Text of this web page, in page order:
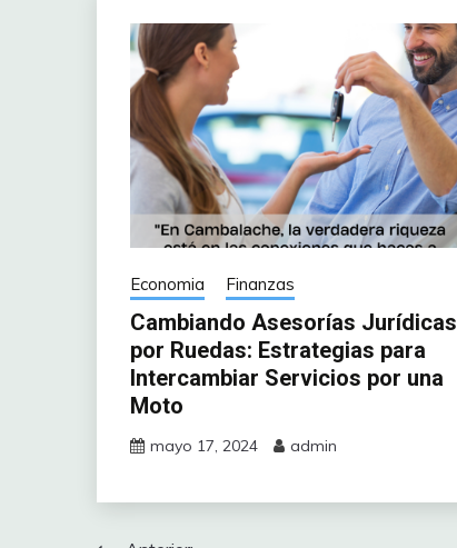
Economia Finanzas
Cambiando Asesorías Jurídicas
por Ruedas: Estrategias para
Intercambiar Servicios por una
Moto
mayo 17, 2024 admin